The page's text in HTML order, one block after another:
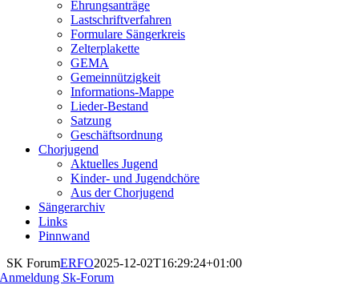
Ehrungsanträge
Lastschriftverfahren
Formulare Sängerkreis
Zelterplakette
GEMA
Gemeinnützigkeit
Informations-Mappe
Lieder-Bestand
Satzung
Geschäftsordnung
Chorjugend
Aktuelles Jugend
Kinder- und Jugendchöre
Aus der Chorjugend
Sängerarchiv
Links
Pinnwand
SK ForumERFO2025-12-02T16:29:24+01:00
Anmeldung Sk-Forum